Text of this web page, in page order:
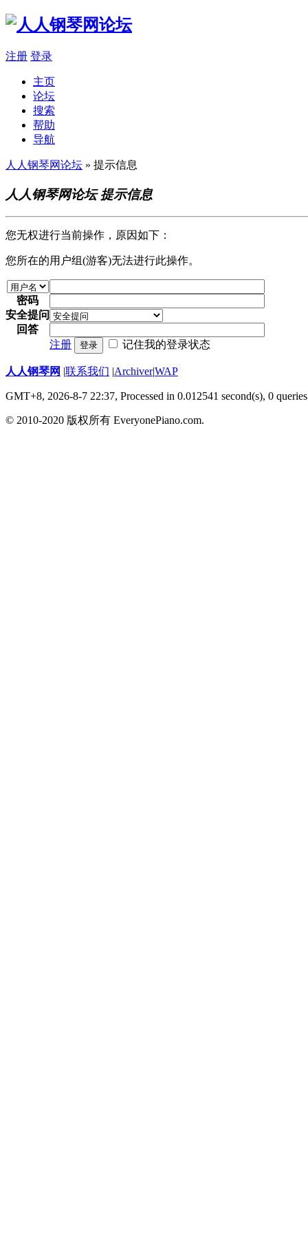
注册 登录
主页
论坛
搜索
帮助
导航
人人钢琴网论坛 » 提示信息
人人钢琴网论坛 提示信息
您无权进行当前操作，原因如下：
您所在的用户组(游客)无法进行此操作。
密码
安全提问
回答
注册
登录 记住我的登录状态
人人钢琴网 |联系我们 |Archiver|WAP
GMT+8, 2026-8-7 22:37, Processed in 0.012541 second(s), 0 queries
© 2010-2020 版权所有 EveryonePiano.com.